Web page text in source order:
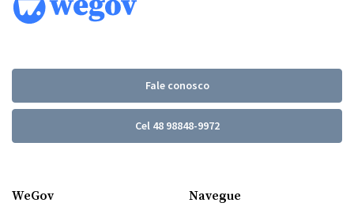
Fale conosco
Cel 48 98848-9972
WeGov Navegue